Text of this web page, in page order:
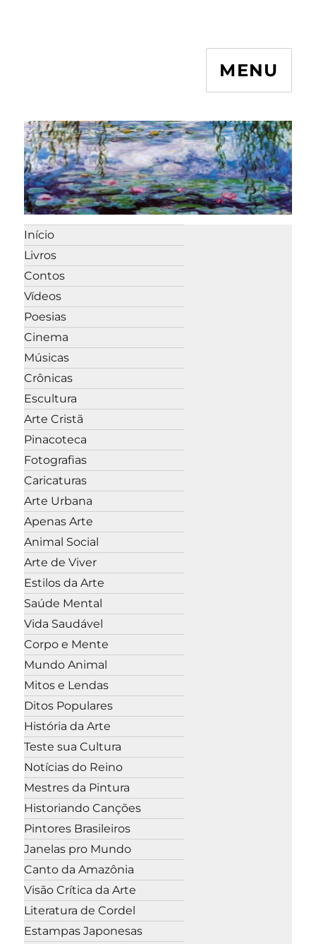
MENU
Início
Livros
Contos
Vídeos
Poesias
Cinema
Músicas
Crônicas
Escultura
Arte Cristã
Pinacoteca
Fotografias
Caricaturas
Arte Urbana
Apenas Arte
Animal Social
Arte de Viver
Estilos da Arte
Saúde Mental
Vida Saudável
Corpo e Mente
Mundo Animal
Mitos e Lendas
Ditos Populares
História da Arte
Teste sua Cultura
Notícias do Reino
Mestres da Pintura
Historiando Canções
Pintores Brasileiros
Janelas pro Mundo
Canto da Amazônia
Visão Crítica da Arte
Literatura de Cordel
Estampas Japonesas